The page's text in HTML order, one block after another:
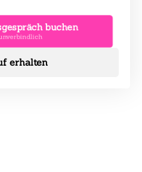
buchen
erhalten